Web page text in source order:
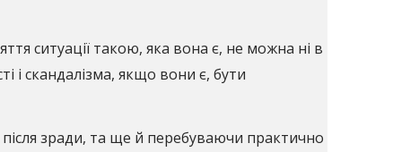
ситуації такою, яка вона є, не можна ні в
і скандалізма, якщо вони є, бути
після зради, та ще й перебуваючи практично